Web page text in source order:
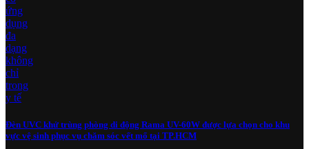
Đèn UVC khử trùng phòng di động Rama UV-60W được lựa chọn cho khu
vực vệ sinh phục vụ chăm sóc vết mổ tại TP.HCM